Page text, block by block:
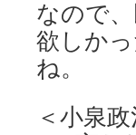
なので
欲しか
ね。
＜小泉